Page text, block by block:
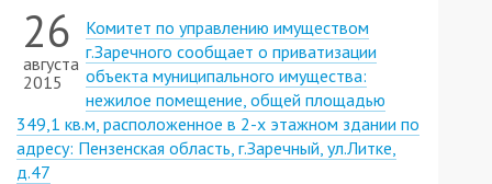
26
августа
2015
Комитет по управлению имуществом
г.Заречного сообщает о приватизации
объекта муниципального имущества:
нежилое помещение, общей площадью
349,1 кв.м, расположенное в 2-х этажном здании по
адресу: Пензенская область, г.Заречный, ул.Литке,
д.47